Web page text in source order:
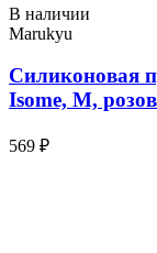
В наличии
Marukyu
Силиконовая
Isome, M,
569 ₽